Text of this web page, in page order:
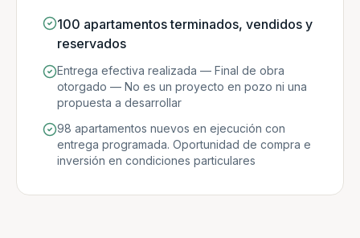
100 apartamentos terminados, vendidos y
reservados
Entrega efectiva realizada — Final de obra
otorgado — No es un proyecto en pozo ni una
propuesta a desarrollar
98 apartamentos nuevos en ejecución con
entrega programada. Oportunidad de compra e
inversión en condiciones particulares